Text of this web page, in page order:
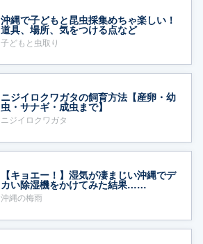
沖縄で子どもと昆虫採集めちゃ楽しい！
道具、場所、気をつける点など
子どもと虫取り
ニジイロクワガタの飼育方法【産卵・幼
虫・サナギ・成虫まで】
ニジイロクワガタ
【キョエー！】湿気が凄まじい沖縄でデ
カい除湿機をかけてみた結果……
沖縄の梅雨